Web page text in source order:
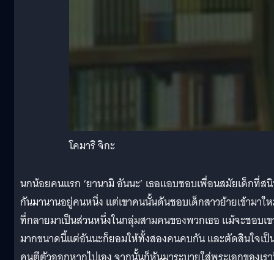
โคมาริ จิกะ
นกน้อยคนแรก ‘ยานามิ อันนะ’ เธอแอบชอบเพื่อนสมัยเด็กที่ส
กันมานานอยู่คนหนึ่ง แต่เขาคนนั้นดันชอบเด็กสาวย้ายเข้ามาใ
ที่กลายมาเป็นส่วนหนึ่งในกลุ่มสามคนของพวกเธอ แม้จะชอบเ
มากขนาดนี้แต่อันนะก็ยอมให้ทั้งสองคนคบกัน และตัดสินใจเป็